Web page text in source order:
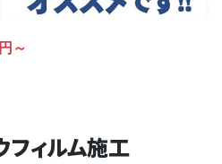
～
フィルム施工